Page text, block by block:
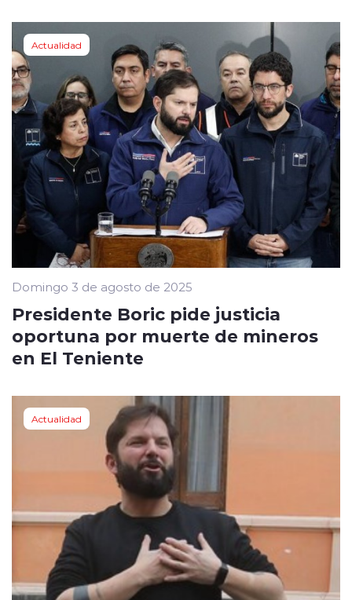
Actualidad
Domingo 3 de agosto de 2025
Presidente Boric pide justicia
oportuna por muerte de mineros
en El Teniente
Actualidad